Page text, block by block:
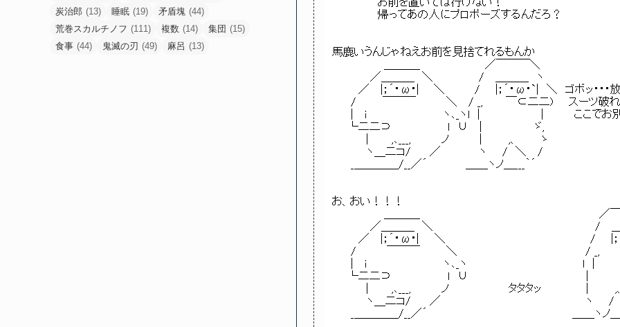
炭治郎 (13) 睡眠 (19) 矛盾塊 (44)
荒巻スカルチノフ (111) 複数 (14) 集団 (15)
食事 (44) 鬼滅の刃 (49) 麻呂 (13)